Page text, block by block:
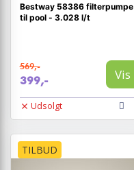
Bestway 58386 filterpumpe
til pool - 3.028 l/t
569,-
399,- Vis
Udsolgt
TILBUD